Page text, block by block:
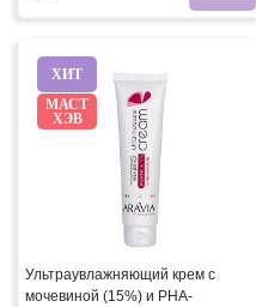
ХИТ
МАСТ
ХЭВ
Ультраувлажняющий крем с
мочевиной (15%) и PHA-